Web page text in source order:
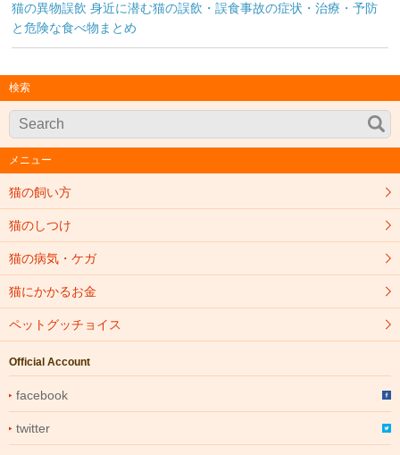
猫の異物誤飲 身近に潜む猫の誤飲・誤食事故の症状・治療・予防
と危険な食べ物まとめ
検索
メニュー
猫の飼い方
猫のしつけ
猫の病気・ケガ
猫にかかるお金
ペットグッチョイス
Official Account
facebook
twitter